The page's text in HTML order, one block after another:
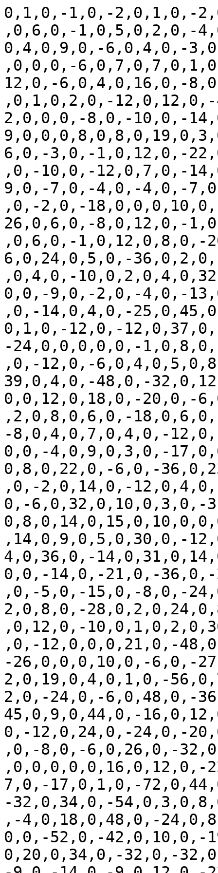
0,1,0,-1,0,-2,0,1,0,-
,0,6,0,-1,0,5,0,2,0,-
0,4,0,9,0,-6,0,4,0,-
,0,0,0,-
12,0,-6,0,4,0,16,0,-
,0,1,0,2,0,-
2,0,0,0,-8,0,-10,0,-
6,0,-3,0,-1,0,12,0,-
,0,-10,0,-12,0,7,0,-
9,0,-7,0,-4,0,-4,0,-
,0,-2,0,-
26,0,6,0,-8,0,12,0,-
,0,6,0,-1,0,12,0,8,0,-
6,0,24,0,5,0,-
,0,4,0,-
0,0,-9,0,-2,0,-4,0,-
,0,-14,0,4,0,-
0,1,0,-12,0,-
-24,0,0,0,0,0,-
,0,-12,0,-
39,0,4,0,-48,0,-
0,0,12,0,18,0,-20,0,-
,2,0,8,0,6,0,-
-8,0,4,0,7,0,4,0,-
0,0,-4,0,9,0,3,0,-
0,8,0,22,0,-6,0,-
,0,-2,0,14,0,-
0,-6,0,32,0,10,0,3,0,-
,14,0,9,0,5,0,30,0,-
4,0,36,0,-
0,0,-14,0,-21,0,-
,0,-5,0,-15,0,-8,0,-
2,0,8,0,-
,0,12,0,-
,0,-12,0,0,0,21,0,-
-26,0,0,0,10,0,-6,0,-
2,0,19,0,4,0,1,0,-
2,0,-24,0,-6,0,48,0,-
45,0,9,0,44,0,-
0,-12,0,24,0,-24,0,-
,0,-8,0,-6,0,26,0,-
,0,0,0,0,0,16,0,12,0,-
7,0,-17,0,1,0,-
-32,0,34,0,-
,-4,0,18,0,48,0,-
0,0,-52,0,-42,0,10,0,-
0,20,0,34,0,-32,0,-